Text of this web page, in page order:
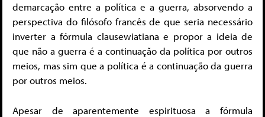
demarcação entre a política e a guerra, absorvendo a
perspectiva do filósofo francês de que seria necessário
inverter a fórmula clausewiatiana e propor a ideia de
que não a guerra é a continuação da política por outros
meios, mas sim que a política é a continuação da guerra
por outros meios.
Apesar de aparentemente espirituosa a fórmula